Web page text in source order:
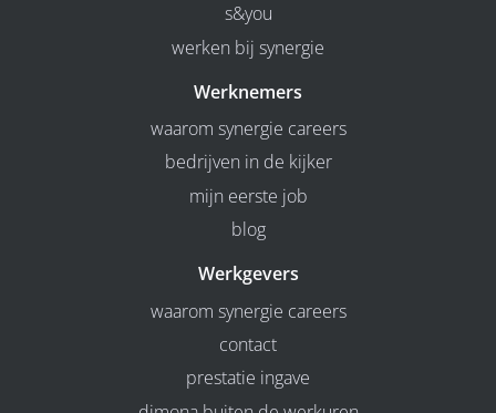
s&you
werken bij synergie
Werknemers
waarom synergie careers
bedrijven in de kijker
mijn eerste job
blog
Werkgevers
waarom synergie careers
contact
prestatie ingave